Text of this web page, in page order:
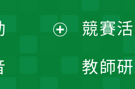
競賽
教師
開